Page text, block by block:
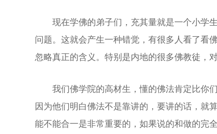
现在学佛的弟子们，充其量就是一个小学
问题。这就会产生一种错觉，有很多人看了看
忽略真正的含义。特别是内地的很多佛教徒，
我们佛学院的高材生，懂的佛法肯定比你
因为他们明白佛法不是靠讲的，要讲的话，就
能不能合一是非常重要的，如果说的和做的完